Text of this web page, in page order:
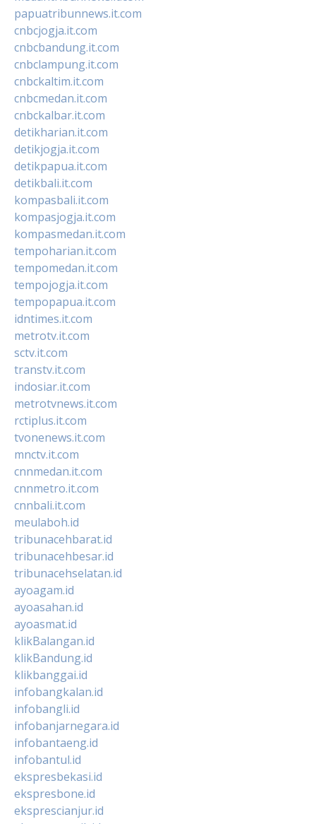
papuatribunnews.it.com
cnbcjogja.it.com
cnbcbandung.it.com
cnbclampung.it.com
cnbckaltim.it.com
cnbcmedan.it.com
cnbckalbar.it.com
detikharian.it.com
detikjogja.it.com
detikpapua.it.com
detikbali.it.com
kompasbali.it.com
kompasjogja.it.com
kompasmedan.it.com
tempoharian.it.com
tempomedan.it.com
tempojogja.it.com
tempopapua.it.com
idntimes.it.com
metrotv.it.com
sctv.it.com
transtv.it.com
indosiar.it.com
metrotvnews.it.com
rctiplus.it.com
tvonenews.it.com
mnctv.it.com
cnnmedan.it.com
cnnmetro.it.com
cnnbali.it.com
meulaboh.id
tribunacehbarat.id
tribunacehbesar.id
tribunacehselatan.id
ayoagam.id
ayoasahan.id
ayoasmat.id
klikBalangan.id
klikBandung.id
klikbanggai.id
infobangkalan.id
infobangli.id
infobanjarnegara.id
infobantaeng.id
infobantul.id
ekspresbekasi.id
ekspresbone.id
eksprescianjur.id